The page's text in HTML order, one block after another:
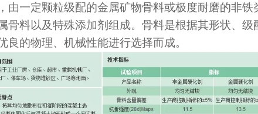
由一定颗粒级配的金属矿物骨料或极度耐磨的非铁
骨料以及特殊添加剂组成。骨料是根据其形状、级
良的物理、机械性能进行选择而成。